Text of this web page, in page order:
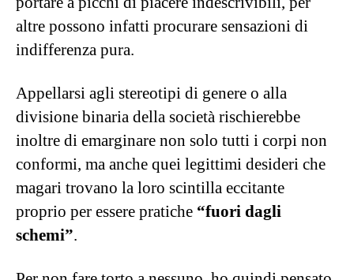
inoltre di emarginare non solo tutti i corpi non
conformi, ma anche quei legittimi desideri che
magari trovano la loro scintilla eccitante
proprio per essere pratiche “fuori dagli
schemi”
Per non fare torto a nessuno, ho quindi pensato
di rimanere ancorata ai corpi stessi, di spogliarli
di ogni sovrastruttura ideologica e aspettativa di
genere, per concentrarci così meglio sulla parte
più materica del piacere. Tutti e tutte abbiamo
un corpo e tutti e tutte, se lo vogliono, hanno